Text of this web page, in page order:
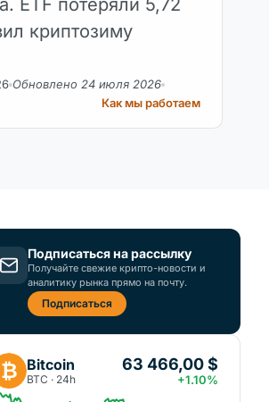
криптозиму
Обновлено 24 июля 2026
Как мы работаем
Подписаться на рассылку
Получайте свежие крипто-новости и
аналитику рынка прямо на почту.
Подписаться
₿ Bitcoin
BTC · 24h
63 466,00 $
+1.10%